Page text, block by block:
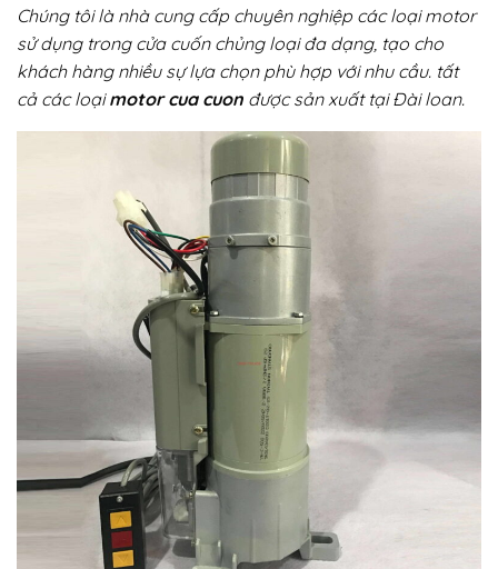
Chúng tôi là nhà cung cấp chuyên nghiệp các loại motor
sử dụng trong cửa cuốn chủng loại đa dạng, tạo cho
khách hàng nhiều sự lựa chọn phù hợp với nhu cầu. tất
cả các loạimotor cua cuon được sản xuất tại Đài loan.